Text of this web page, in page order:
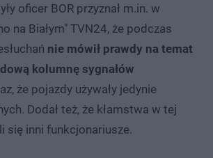
oficer BOR przyznał m.in. w
na Białym" TVN24, że podczas
nie mówił prawdy na temat
kolumnę sygnałów
że pojazdy używały jedynie
Dodał też, że kłamstwa w tej
się inni funkcjonariusze.